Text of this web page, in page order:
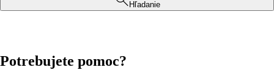
Hľadanie
Potrebujete pomoc?